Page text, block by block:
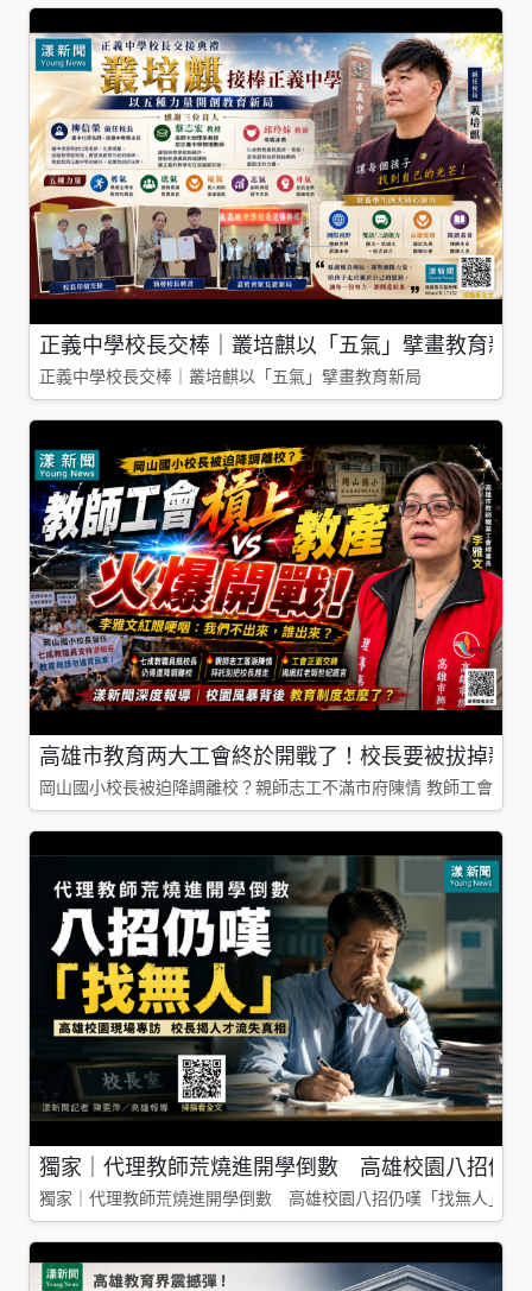
正義中學校長交棒｜叢培麒以「五氣」擘畫教育新局
正義中學校長交棒｜叢培麒以「五氣」擘畫教育新局
高雄市教育两大工會終於開戰了！校長要被拔掉親
岡山國小校長被迫降調離校？親師志工不滿市府陳情 教師工會槓
獨家｜代理教師荒燒進開學倒數 高雄校園八招仍
獨家｜代理教師荒燒進開學倒數 高雄校園八招仍嘆「找無人」